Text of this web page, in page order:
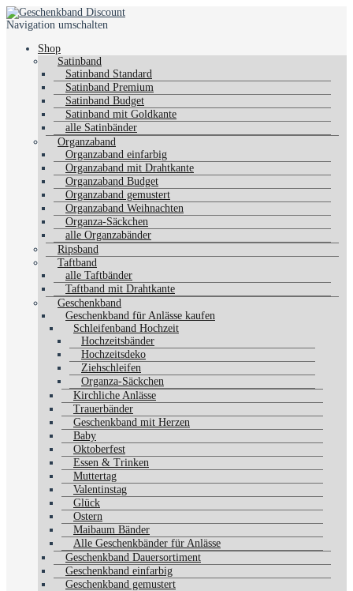
Navigation umschalten
Shop
Satinband
Satinband Standard
Satinband Premium
Satinband Budget
Satinband mit Goldkante
alle Satinbänder
Organzaband
Organzaband einfarbig
Organzaband mit Drahtkante
Organzaband Budget
Organzaband gemustert
Organzaband Weihnachten
Organza-Säckchen
alle Organzabänder
Ripsband
Taftband
alle Taftbänder
Taftband mit Drahtkante
Geschenkband
Geschenkband für Anlässe kaufen
Schleifenband Hochzeit
Hochzeitsbänder
Hochzeitsdeko
Ziehschleifen
Organza-Säckchen
Kirchliche Anlässe
Trauerbänder
Geschenkband mit Herzen
Baby
Oktoberfest
Essen & Trinken
Muttertag
Valentinstag
Glück
Ostern
Maibaum Bänder
Alle Geschenkbänder für Anlässe
Geschenkband Dauersortiment
Geschenkband einfarbig
Geschenkband gemustert